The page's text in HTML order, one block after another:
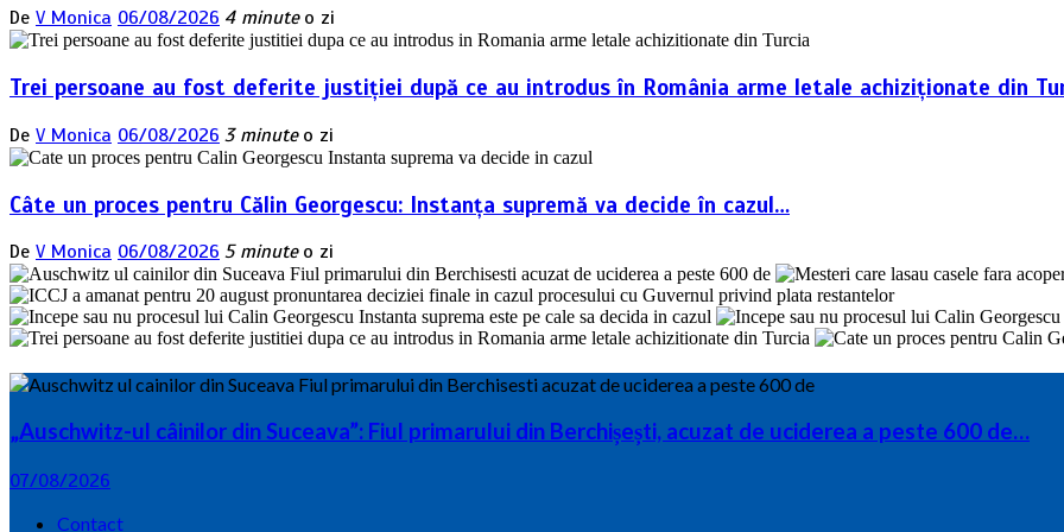
De V Monica 06/08/2026 4 minute o zi
Trei persoane au fost deferite justiției după ce au introdus în România arme letale achiziționate din
De V Monica 06/08/2026 3 minute o zi
Câte un proces pentru Călin Georgescu: Instanța supremă va decide în cazul…
De V Monica 06/08/2026 5 minute o zi
„Auschwitz-ul câinilor din Suceava”: Fiul primarului din Berchișești, acuzat de uciderea a peste 600 de…
07/08/2026
Contact